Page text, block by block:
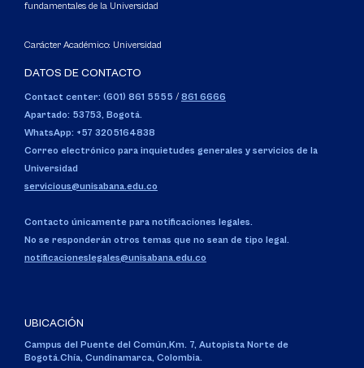
fundamentales de la Universidad
Carácter Académico: Universidad
DATOS DE CONTACTO
Contact center: (601) 861 5555 / 861 6666
Apartado: 53753, Bogotá.
WhatsApp: +57 3205164838
Correo electrónico para inquietudes generales y servicios de la
Universidad
servicious@unisabana.edu.co
Contacto únicamente para notificaciones legales.
No se responderán otros temas que no sean de tipo legal.
notificacioneslegales@unisabana.edu.co
UBICACIÓN
Campus del Puente del Común,Km. 7, Autopista Norte de
Bogotá.Chía, Cundinamarca, Colombia.